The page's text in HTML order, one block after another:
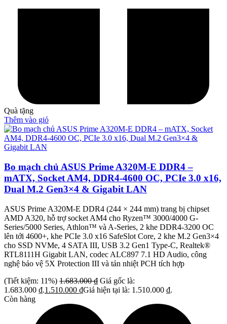
Quà tặng
Thêm vào giỏ
Bo mạch chủ ASUS Prime A320M-E DDR4 –
mATX, Socket AM4, DDR4-4600 OC, PCIe 3.0 x16,
Dual M.2 Gen3×4 & Gigabit LAN
ASUS Prime A320M-E DDR4 (244 × 244 mm) trang bị chipset
AMD A320, hỗ trợ socket AM4 cho Ryzen™ 3000/4000 G-
Series/5000 Series, Athlon™ và A-Series, 2 khe DDR4-3200 OC
lên tới 4600+, khe PCIe 3.0 x16 SafeSlot Core, 2 khe M.2 Gen3×4
cho SSD NVMe, 4 SATA III, USB 3.2 Gen1 Type-C, Realtek®
RTL8111H Gigabit LAN, codec ALC897 7.1 HD Audio, công
nghệ bảo vệ 5X Protection III và tản nhiệt PCH tích hợp
(Tiết kiệm: 11%) 1.683.000₫ Giá gốc là:
1.683.000 ₫.1.510.000 ₫Giá hiện tại là: 1.510.000 ₫.
Còn hàng